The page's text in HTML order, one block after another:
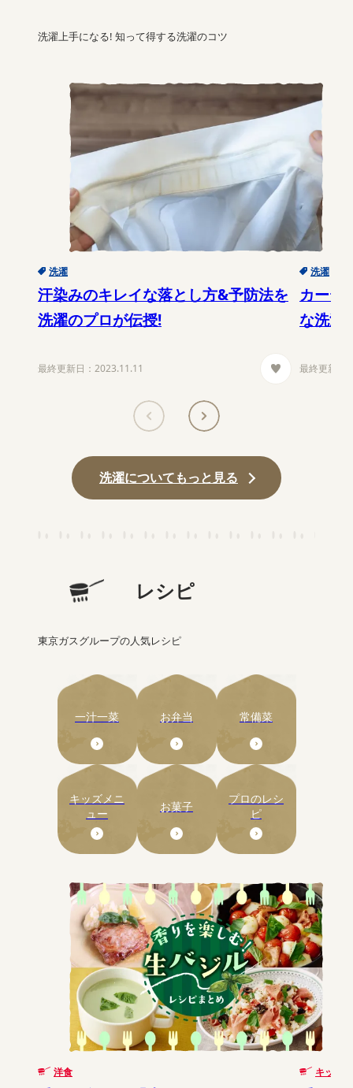
洗濯上手になる! 知って得する洗濯のコツ
洗濯
汗染みのキレイな落とし方&予防法を
洗濯のプロが伝授!
最終更新日： 2023.11.11
洗濯
カーテ
な洗濯
最終更新日
洗濯についてもっと見る
レシピ
東京ガスグループの人気レシピ
一汁一菜 お弁当 常備菜
キッズメニ
ュー
お菓子
プロのレシ
ピ
洋食 キッズ